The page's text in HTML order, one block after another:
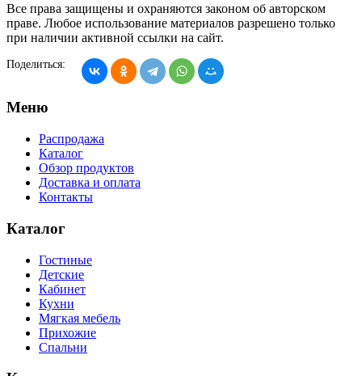
Все права защищены и охраняются законом об авторском
праве. Любое использование материалов разрешено только
при наличии активной ссылки на сайт.
Поделиться:
Меню
Распродажа
Каталог
Обзор продуктов
Доставка и оплата
Контакты
Каталог
Гостиные
Детские
Кабинет
Кухни
Мягкая мебель
Прихожие
Спальни